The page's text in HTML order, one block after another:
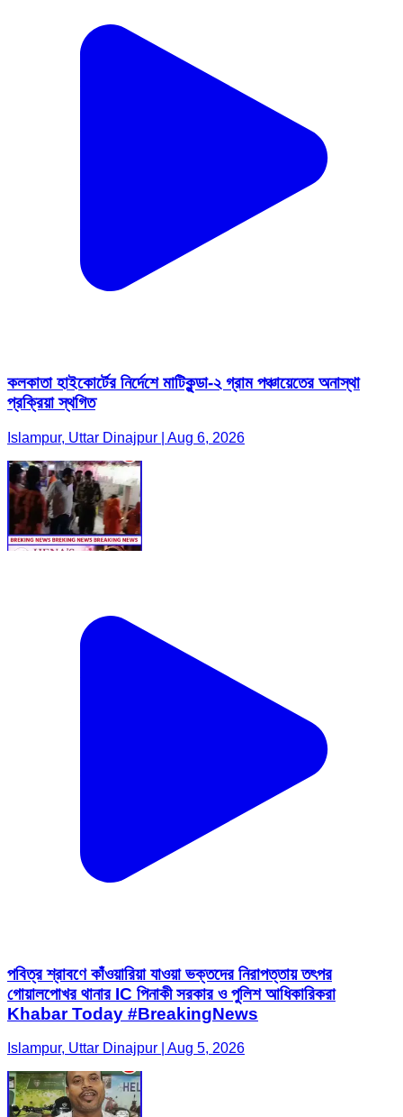
কলকাতা হাইকোর্টের নির্দেশে মাটিকুন্ডা-২ গ্রাম পঞ্চায়েতের অনাস্থা
প্রক্রিয়া স্থগিত
Islampur, Uttar Dinajpur | Aug 6, 2026
পবিত্র শ্রাবণে কাঁওয়ারিয়া যাওয়া ভক্তদের নিরাপত্তায় তৎপর
গোয়ালপোখর থানার IC পিনাকী সরকার ও পুলিশ আধিকারিকরা
Khabar Today #BreakingNews
Islampur, Uttar Dinajpur | Aug 5, 2026